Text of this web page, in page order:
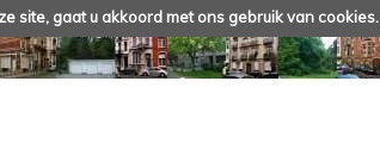
site, gaat u akkoord met ons gebruik van cookies.